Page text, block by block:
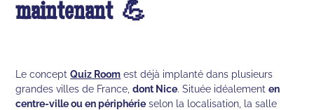
maintenant 💪
Le conceptQuiz Room est déjà implanté dans plusieurs
grandes villes de France,dont Nice. Située idéalementen
centre-ville ou en périphérie selon la localisation, la salle